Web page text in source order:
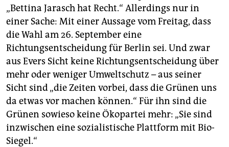
„Bettina Jarasch hat Recht.“ Allerdings nur in
einer Sache: Mit einer Aussage vom Freitag, dass
die Wahl am 26. September eine
Richtungsentscheidung für Berlin sei. Und zwar
aus Evers Sicht keine Richtungsentscheidung über
mehr oder weniger Umweltschutz – aus seiner
Sicht sind „die Zeiten vorbei, dass die Grünen uns
da etwas vor machen können.“ Für ihn sind die
Grünen sowieso keine Ökopartei mehr: „Sie sind
inzwischen eine sozialistische Plattform mit Bio-
Siegel.“